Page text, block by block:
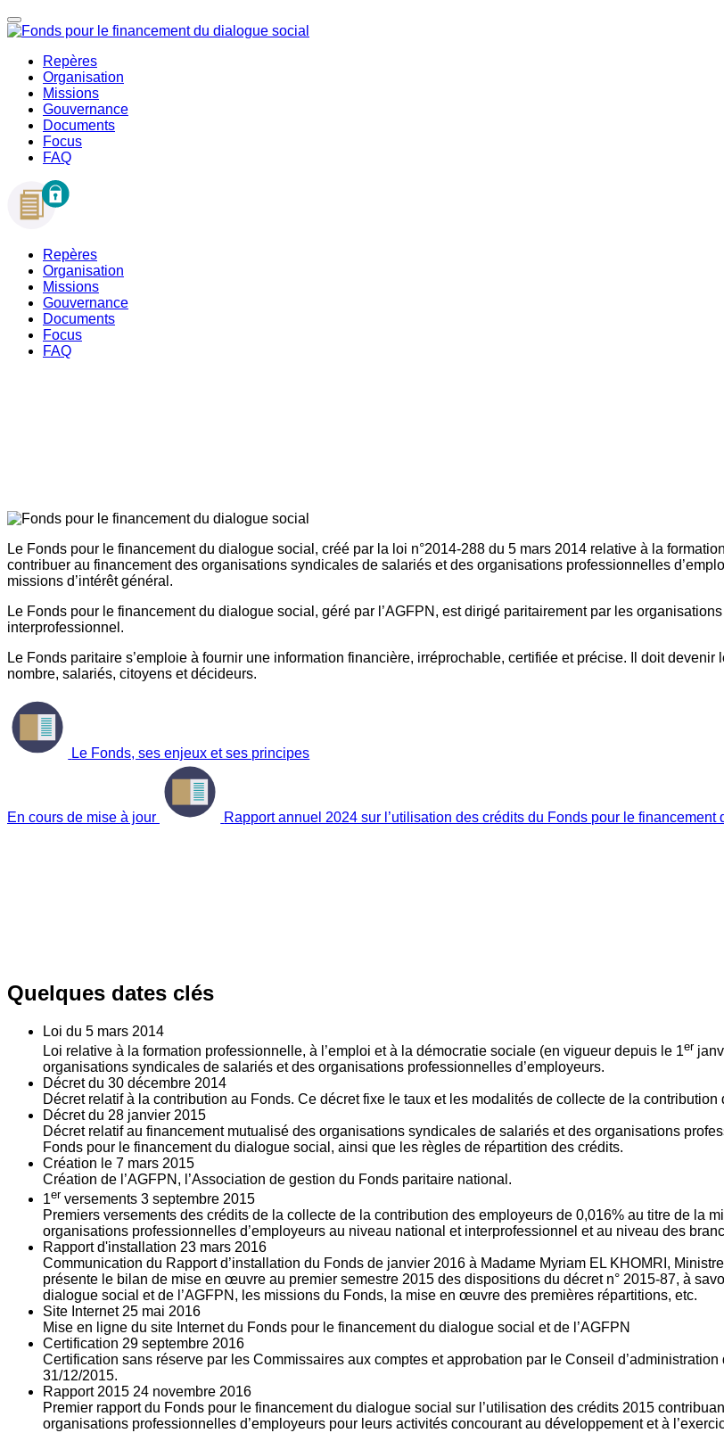
Repères
Organisation
Missions
Gouvernance
Documents
Focus
FAQ
Repères
Organisation
Missions
Gouvernance
Documents
Focus
FAQ
Le Fonds pour le financement du dialogue social, créé par la loi n°2014-288 du 5 mars 2014 relative à la
contribuer au financement des organisations syndicales de salariés et des organisations professionnelles
missions d’intérêt général.
Le Fonds pour le financement du dialogue social, géré par l’AGFPN, est dirigé paritairement par les
interprofessionnel.
Le Fonds paritaire s’emploie à fournir une information financière, irréprochable, certifiée et précise. Il doit
nombre, salariés, citoyens et décideurs.
Le Fonds, ses enjeux et ses principes
En cours de mise à jour Rapport annuel 2024 sur l’utilisation des crédits du Fonds pour le financement
Quelques dates clés
Loi du 5 mars 2014
Loi relative à la formation professionnelle, à l’emploi et à la démocratie sociale (en vigueur depuis le 1er
organisations syndicales de salariés et des organisations professionnelles d’employeurs.
Décret du 30 décembre 2014
Décret relatif à la contribution au Fonds. Ce décret fixe le taux et les modalités de collecte de la
Décret du 28 janvier 2015
Décret relatif au financement mutualisé des organisations syndicales de salariés et des organisations
Fonds pour le financement du dialogue social, ainsi que les règles de répartition des crédits.
Création le 7 mars 2015
Création de l’AGFPN, l’Association de gestion du Fonds paritaire national.
1er versements 3 septembre 2015
Premiers versements des crédits de la collecte de la contribution des employeurs de 0,016% au titre de la
organisations professionnelles d’employeurs au niveau national et interprofessionnel et au niveau des
Rapport d'installation 23 mars 2016
Communication du Rapport d’installation du Fonds de janvier 2016 à Madame Myriam EL KHOMRI,
présente le bilan de mise en œuvre au premier semestre 2015 des dispositions du décret n° 2015-87, à
dialogue social et de l’AGFPN, les missions du Fonds, la mise en œuvre des premières répartitions, etc.
Site Internet 25 mai 2016
Mise en ligne du site Internet du Fonds pour le financement du dialogue social et de l’AGFPN
Certification 29 septembre 2016
Certification sans réserve par les Commissaires aux comptes et approbation par le Conseil
31/12/2015.
Rapport 2015 24 novembre 2016
Premier rapport du Fonds pour le financement du dialogue social sur l’utilisation des crédits 2015
organisations professionnelles d’employeurs pour leurs activités concourant au développement et à